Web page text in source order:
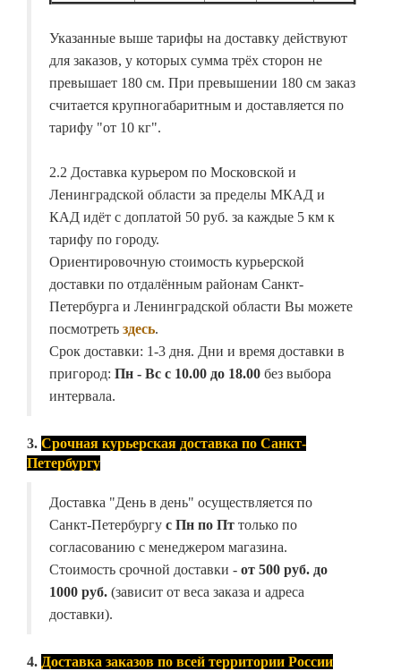
Указанные выше тарифы на доставку действуют
для заказов, у которых сумма трёх сторон не
превышает 180 см. При превышении 180 см заказ
считается крупногабаритным и доставляется по
тарифу "от 10 кг".
2.2 Доставка курьером по Московской и
Ленинградской области за пределы МКАД и
КАД идёт с доплатой 50 руб. за каждые 5 км к
тарифу по городу.
Ориентировочную стоимость курьерской
доставки по отдалённым районам Санкт-
Петербурга и Ленинградской области Вы можете
посмотреть здесь.
Срок доставки: 1-3 дня. Дни и время доставки в
пригород: Пн - Вс с 10.00 до 18.00 без выбора
интервала.
3. Срочная курьерская доставка по Санкт-
Петербургу
Доставка "День в день" осуществляется по
Санкт-Петербургу с Пн по Пт только по
согласованию с менеджером магазина.
Стоимость срочной доставки - от 500 руб. до
1000 руб. (зависит от веса заказа и адреса
доставки).
4. Доставка заказов по всей территории России